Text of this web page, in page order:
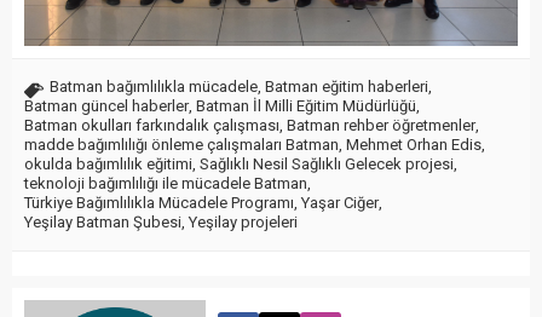
Batman bağımlılıkla mücadele Batman eğitim haberleri
Batman güncel haberler, Batman İl Milli Eğitim Müdürlüğü
Batman okulları farkındalık çalışması Batman rehber öğretmenler,
madde bağımlılığı önleme çalışmaları Batman Mehmet Orhan Edis
okulda bağımlılık eğitimi Sağlıklı Nesil Sağlıklı Gelecek projesi
teknoloji bağımlılığı ile mücadele Batman
Türkiye Bağımlılıkla Mücadele Programı Yaşar Ciğer,
Yeşilay Batman Şubesi Yeşilay projeleri